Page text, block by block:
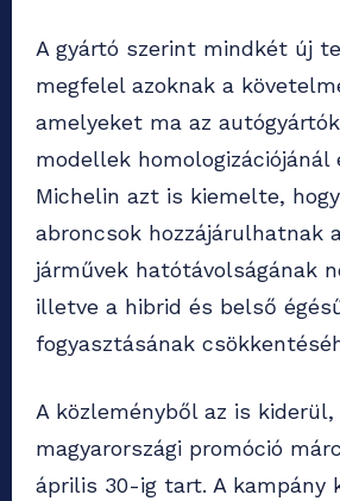
A gyártó szerint mindkét új
megfelel azoknak a
amelyeket ma az
modellek homologizációjánál
Michelin azt is kiemelte,
abroncsok hozzájárulhatnak
járművek hatótávolságának
illetve a hibrid és belső
fogyasztásának
A közleményből az is kiderül,
magyarországi promóció
április 30-ig tart. A kampány